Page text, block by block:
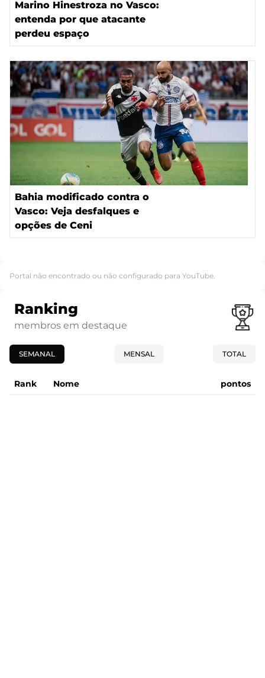
Marino Hinestroza no Vasco:
entenda por que atacante
perdeu espaço
Bahia modificado contra o
Vasco: Veja desfalques e
opções de Ceni
Portal não encontrado ou não configurado para YouTube.
Ranking
membros em destaque
SEMANAL MENSAL TOTAL
Rank Nome pontos